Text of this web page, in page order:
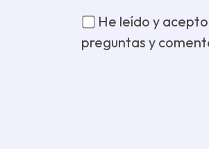
He leído y
preguntas y